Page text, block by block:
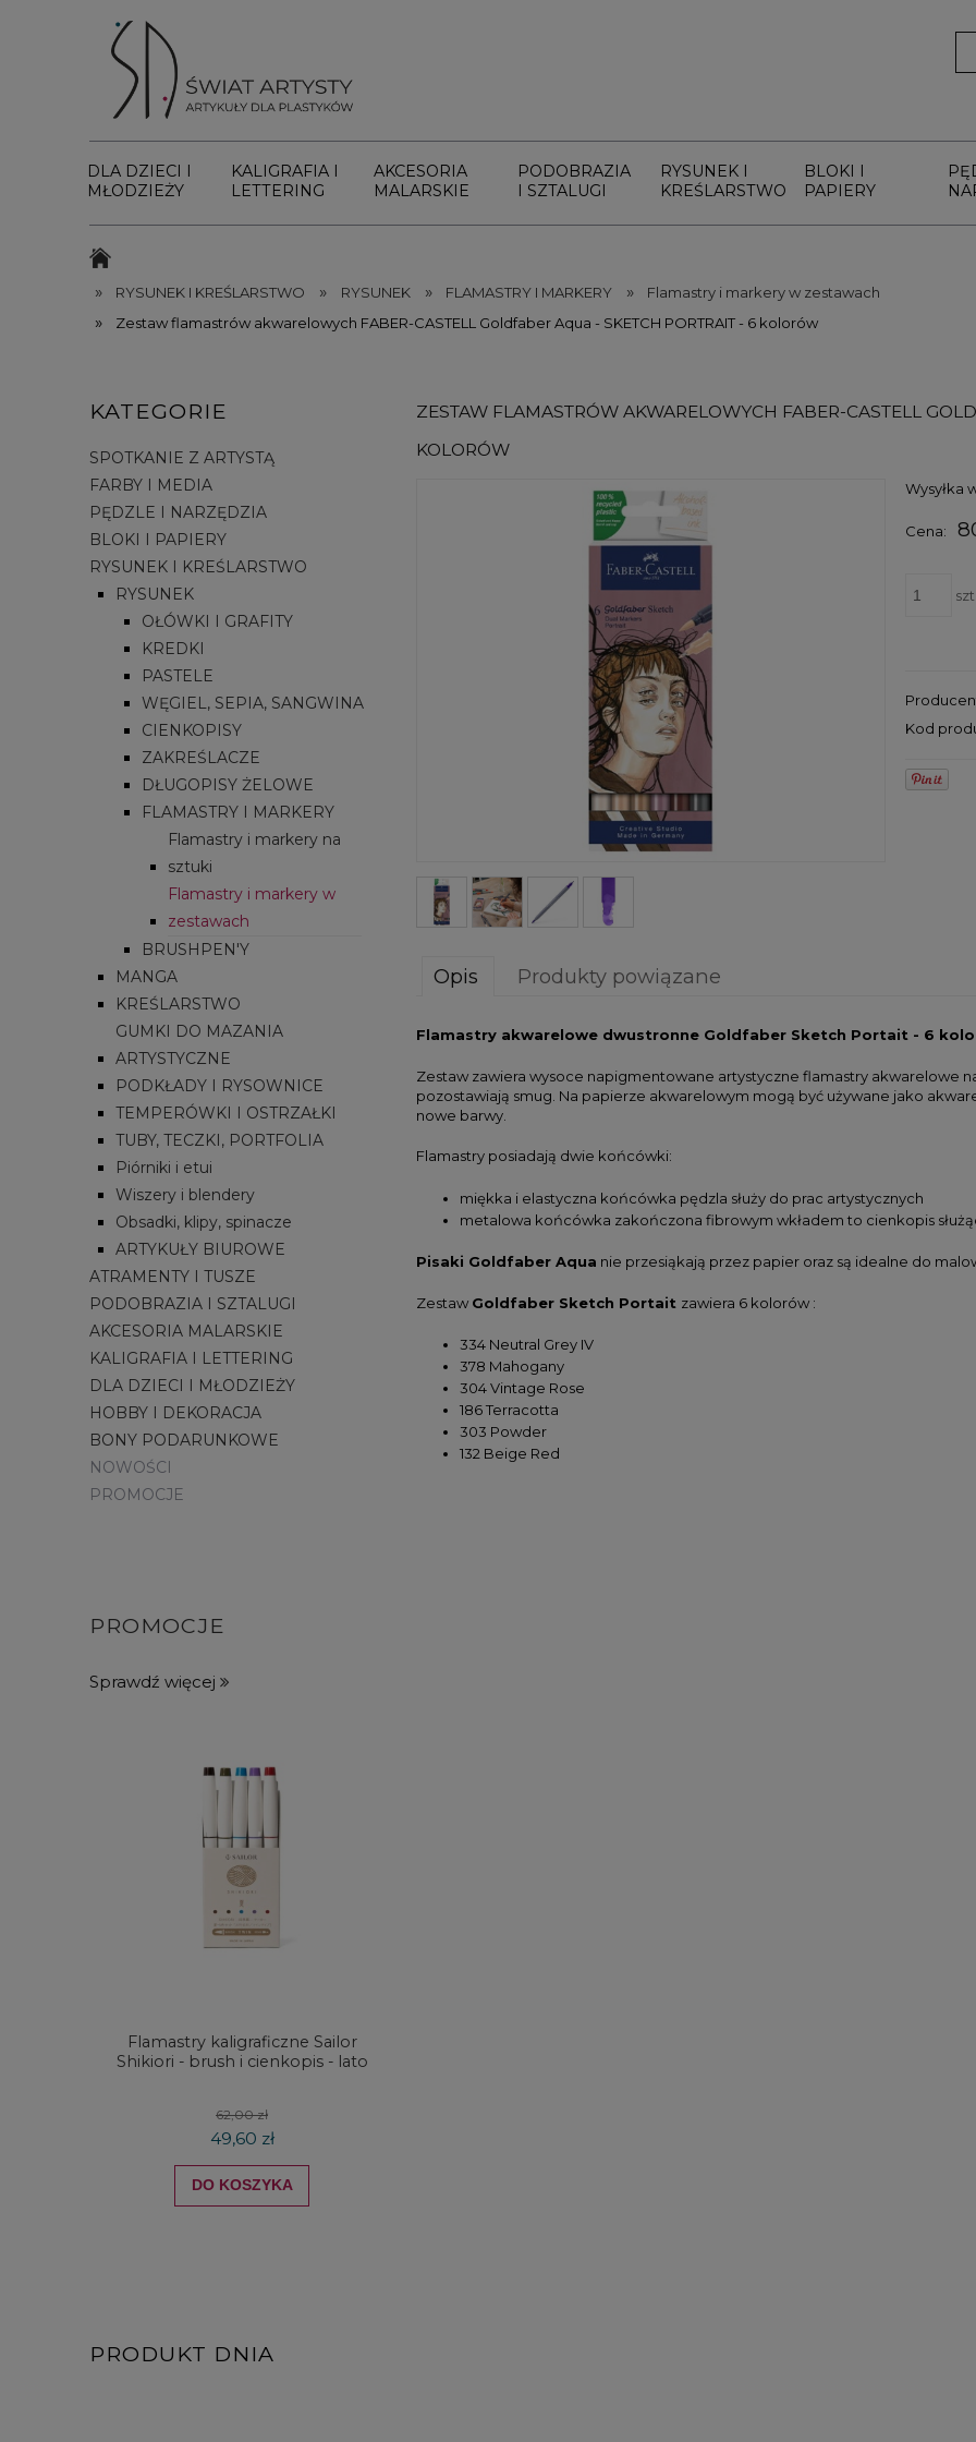
DLA DZIECI I
MŁODZIEŻY
KALIGRAFIA I
LETTERING
AKCESORIA
MALARSKIE
PODOBRAZIA
I SZTALUGI
RYSUNEK I
KREŚLARSTWO
BLOKI I
PAPIERY
» RYSUNEK I KREŚLARSTWO » RYSUNEK » FLAMASTRY I MARKERY » Flamastry i markery w zestawach
» Zestaw flamastrów akwarelowych FABER-CASTELL Goldfaber Aqua - SKETCH PORTRAIT - 6 kolorów
KATEGORIE
SPOTKANIE Z ARTYSTĄ
FARBY I MEDIA
PĘDZLE I NARZĘDZIA
BLOKI I PAPIERY
RYSUNEK I KREŚLARSTWO
RYSUNEK
OŁÓWKI I GRAFITY
KREDKI
PASTELE
WĘGIEL, SEPIA, SANGWINA
CIENKOPISY
ZAKREŚLACZE
DŁUGOPISY ŻELOWE
FLAMASTRY I MARKERY
Flamastry i markery na
sztuki
Flamastry i markery w
zestawach
BRUSHPEN'Y
MANGA
KREŚLARSTWO
GUMKI DO MAZANIA
ARTYSTYCZNE
PODKŁADY I RYSOWNICE
TEMPERÓWKI I OSTRZAŁKI
TUBY, TECZKI, PORTFOLIA
Piórniki i etui
Wiszery i blendery
Obsadki, klipy, spinacze
ARTYKUŁY BIUROWE
ATRAMENTY I TUSZE
PODOBRAZIA I SZTALUGI
AKCESORIA MALARSKIE
KALIGRAFIA I LETTERING
DLA DZIECI I MŁODZIEŻY
HOBBY I DEKORACJA
BONY PODARUNKOWE
NOWOŚCI
PROMOCJE
PROMOCJE
Sprawdź więcej
Flamastry kaligraficzne Sailor
Shikiori - brush i cienkopis - lato
62,00 zł
49,60 zł
DO KOSZYKA
PRODUKT DNIA
ZESTAW FLAMASTRÓW AKWARELOWYCH FABER-CASTELL
KOLORÓW
Wysyłka
Cena:
Kod
Opis Produkty powiązane
Flamastry akwarelowe dwustronne Goldfaber Sketch Portait - 6
Zestaw zawiera wysoce napigmentowane artystyczne flamastry akwarelowe
pozostawiają smug. Na papierze akwarelowym mogą być używane jako
nowe barwy.
Flamastry posiadają dwie końcówki:
miękka i elastyczna końcówka pędzla służy do prac artystycznych
metalowa końcówka zakończona fibrowym wkładem to cienkopis
Pisaki Goldfaber Aqua nie przesiąkają przez papier oraz są idealne do
Zestaw Goldfaber Sketch Portait zawiera 6 kolorów :
334 Neutral Grey IV
378 Mahogany
304 Vintage Rose
186 Terracotta
303 Powder
132 Beige Red